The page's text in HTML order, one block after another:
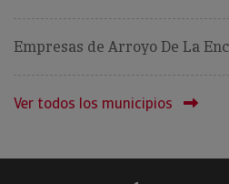
Empresas de Arroyo De La
Ver todos los municipios